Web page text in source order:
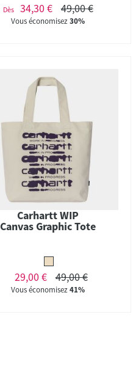
Dès 34,30 € 49,00 €
Vous économisez30%
Carhartt WIP
Canvas Graphic Tote
29,00 € 49,00 €
Vous économisez41%